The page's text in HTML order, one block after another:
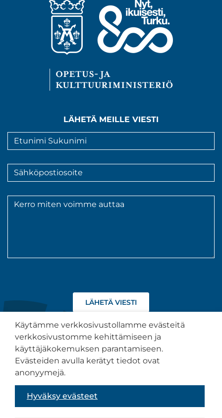
LÄHETÄ MEILLE VIESTI
Nimi
*
Sähköpostiosoite
*
Viesti
tietojeni
tietosuojaselosteen
kuvaamalla
tavalla.
Tietosuojaseloste
Saavutettavuusseloste
Käytämme verkkosivustollamme evästeitä
verkkosivustomme kehittämiseen ja
käyttäjäkokemuksen parantamiseen.
Evästeiden avulla kerätyt tiedot ovat
anonyymejä.
Hyväksy evästeet